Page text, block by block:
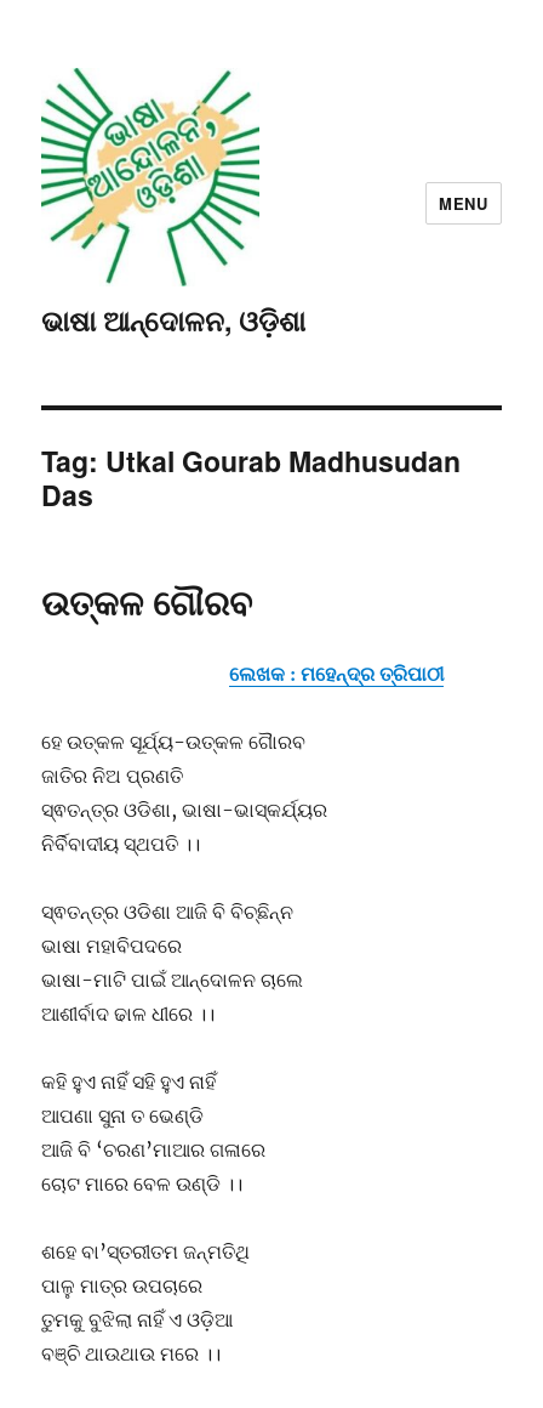
ଭାଷା ଆନ୍ଦୋଳନ, ଓଡ଼ିଶା
MENU
Tag: Utkal Gourab Madhusudan
Das
ଉତ୍କଳ ଗୌରବ
ଲେଖକ : ମହେନ୍ଦ୍ର ତ୍ରିପାଠୀ
ହେ ଉତ୍କଳ ସୂର୍ଯ୍ୟ-ଉତ୍କଳ ଗୈାରବ
ଜାତିର ନିଅ ପ୍ରଣତି
ସ୍ଵତନ୍ତ୍ର ଓଡିଶା, ଭାଷା-ଭାସ୍କର୍ଯ୍ୟର
ନିର୍ବିବାଦୀୟ ସ୍ଥପତି ।।
ସ୍ଵତନ୍ତ୍ର ଓଡିଶା ଆଜି ବି ବିଚ୍ଛିନ୍ନ
ଭାଷା ମହାବିପଦରେ
ଭାଷା-ମାଟି ପାଇଁ ଆନ୍ଦୋଳନ ଚାଲେ
ଆଶୀର୍ବାଦ ଢାଳ ଧୀରେ ।।
କହି ହୁଏ ନାହିଁ ସହି ହୁଏ ନାହିଁ
ଆପଣା ସୁନା ତ ଭେଣ୍ଡି
ଆଜି ବି ‘ଚରଣ’ମାଆର ଗଳାରେ
ଚୋଟ ମାରେ ବେଳ ଉଣ୍ଡି ।।
ଶହେ ବା’ସ୍ତରୀତମ ଜନ୍ମତିଥି
ପାଳୁ ମାତ୍ର ଉପଚାରେ
ତୁମକୁ ବୁଝିଲା ନାହିଁ ଏ ଓଡ଼ିଆ
ବଞ୍ଚି ଥାଉଥାଉ ମରେ ।।